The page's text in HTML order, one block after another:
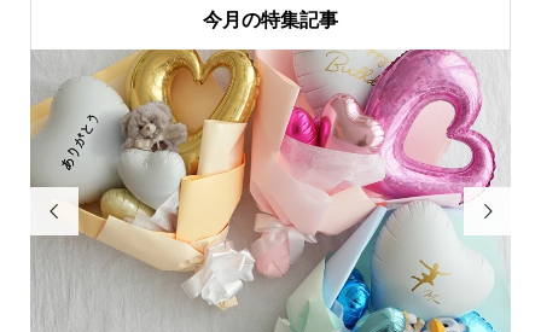
今月の特集記事
 